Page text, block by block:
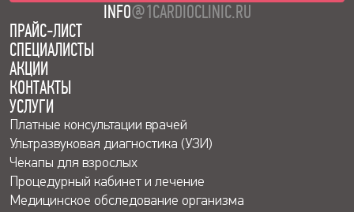
INFO@1CARDIOCLINIC.RU
ПРАЙС-ЛИСТ
СПЕЦИАЛИСТЫ
АКЦИИ
КОНТАКТЫ
УСЛУГИ
Платные консультации врачей
Ультразвуковая диагностика (УЗИ)
Чекапы для взрослых
Процедурный кабинет и лечение
Медицинское обследование организма